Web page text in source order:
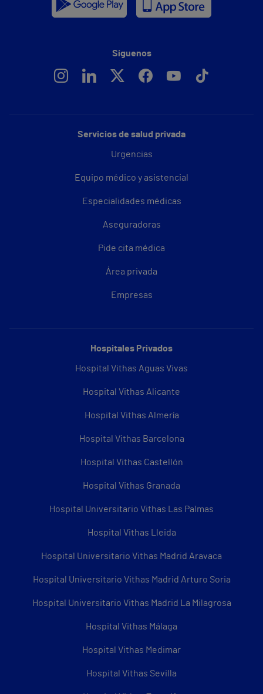
Servicios de salud privada
Urgencias
Equipo médico y asistencial
Especialidades médicas
Aseguradoras
Pide cita médica
Área privada
Empresas
Hospitales Privados
Hospital Vithas Aguas Vivas
Hospital Vithas Alicante
Hospital Vithas Almería
Hospital Vithas Barcelona
Hospital Vithas Castellón
Hospital Vithas Granada
Hospital Universitario Vithas Las Palmas
Hospital Vithas Lleida
Hospital Universitario Vithas Madrid Aravaca
Hospital Universitario Vithas Madrid Arturo Soria
Hospital Universitario Vithas Madrid La Milagrosa
Hospital Vithas Málaga
Hospital Vithas Medimar
Hospital Vithas Sevilla
Síguenos